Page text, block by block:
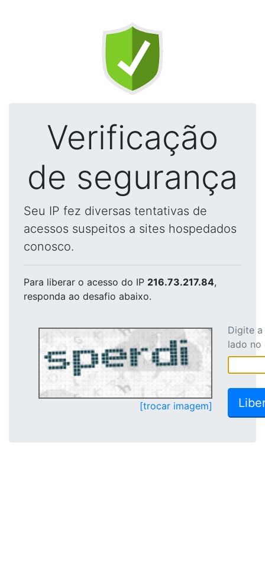
Verificação
de segurança
Seu IP fez diversas tentativas de
acessos suspeitos a sites hospedados
conosco.
Para liberar o acesso do IP 216.73.217.84,
responda ao desafio abaixo.
[trocar imagem]
Digite
lado no